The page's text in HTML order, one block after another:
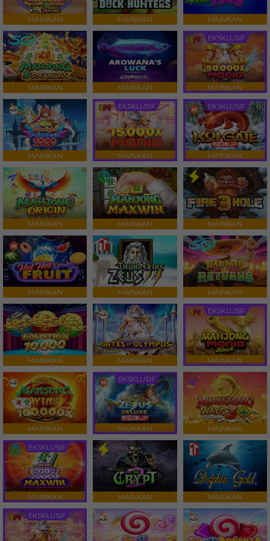
MAINKAN MAINKAN MAINKAN
MAINKAN MAINKAN
EKSKLUSIF
MAINKAN
MAINKAN
EKSKLUSIF
MAINKAN
EKSKLUSIF
MAINKAN
MAINKAN MAINKAN MAINKAN
MAINKAN MAINKAN MAINKAN
MAINKAN MAINKAN
EKSKLUSIF
MAINKAN
MAINKAN
EKSKLUSIF
MAINKAN MAINKAN
EKSKLUSIF
MAINKAN MAINKAN MAINKAN
EKSKLUSIF